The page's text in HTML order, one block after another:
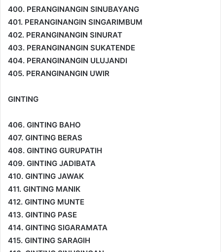
400. PERANGINANGIN SINUBAYANG
401. PERANGINANGIN SINGARIMBUM
402. PERANGINANGIN SINURAT
403. PERANGINANGIN SUKATENDE
404. PERANGINANGIN ULUJANDI
405. PERANGINANGIN UWIR
GINTING
406. GINTING BAHO
407. GINTING BERAS
408. GINTING GURUPATIH
409. GINTING JADIBATA
410. GINTING JAWAK
411. GINTING MANIK
412. GINTING MUNTE
413. GINTING PASE
414. GINTING SIGARAMATA
415. GINTING SARAGIH